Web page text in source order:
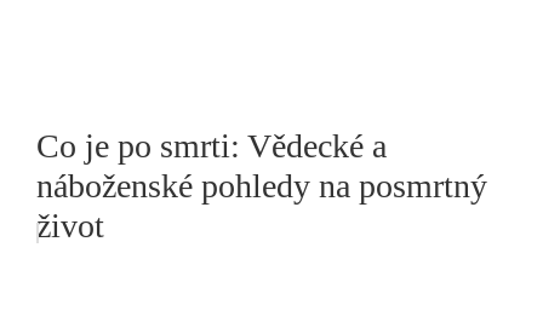
Co je po smrti: Vědecké a
náboženské pohledy na posmrtný
život